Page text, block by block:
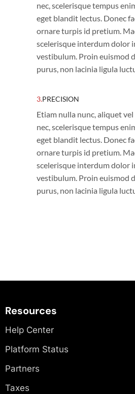
nec, scelerisque tempus
eget blandit lectus. Donec
ornare turpis id pretium.
scelerisque interdum dolor
vestibulum. Proin euismod
purus, non lacinia ligula
3.PRECISION
Etiam nulla nunc, aliquet
nec, scelerisque tempus
eget blandit lectus. Donec
ornare turpis id pretium.
scelerisque interdum dolor
vestibulum. Proin euismod
purus, non lacinia ligula
Resources
Help Center
Platform Status
Partners
Taxes